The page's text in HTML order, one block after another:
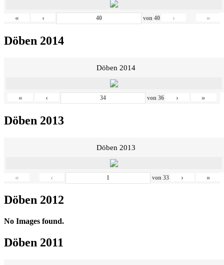
« ‹ von40 › »
Döben 2014
Döben 2014
« ‹ von 36 › »
Döben 2013
Döben 2013
« ‹ von 33 › »
Döben 2012
No Images found.
Döben 2011